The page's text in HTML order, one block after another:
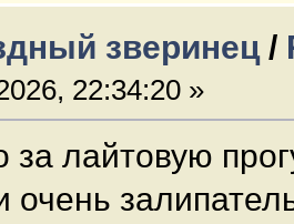
зверинец/
22:34:20 »
за лайтовую
очень